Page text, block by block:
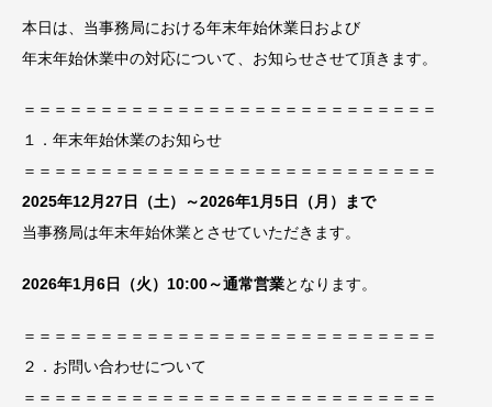
本日は、当事務局における年末年始休業日および
年末年始休業中の対応について、お知らせさせて頂きます。
＝＝＝＝＝＝＝＝＝＝＝＝＝＝＝＝＝＝＝＝＝＝＝＝＝＝＝
１．年末年始休業のお知らせ
＝＝＝＝＝＝＝＝＝＝＝＝＝＝＝＝＝＝＝＝＝＝＝＝＝＝＝
2025年12月27日（土）～2026年1月5日（月）まで
当事務局は年末年始休業とさせていただきます。
2026年1月6日（火）10:00～通常営業となります。
＝＝＝＝＝＝＝＝＝＝＝＝＝＝＝＝＝＝＝＝＝＝＝＝＝＝＝
２．お問い合わせについて
＝＝＝＝＝＝＝＝＝＝＝＝＝＝＝＝＝＝＝＝＝＝＝＝＝＝＝